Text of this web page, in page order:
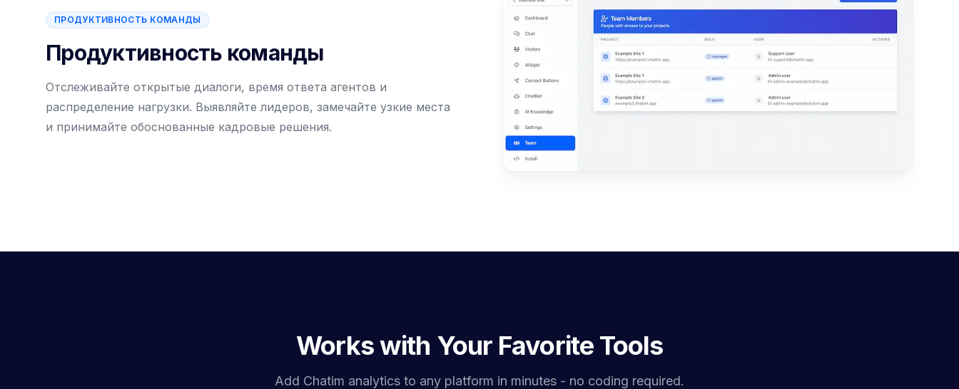
ПРОДУКТИВНОСТЬ КОМАНДЫ
Продуктивность команды
Отслеживайте открытые диалоги, время ответа агентов и
распределение нагрузки. Выявляйте лидеров, замечайте узкие места
и принимайте обоснованные кадровые решения.
Works with Your Favorite Tools
Add Chatim analytics to any platform in minutes - no coding required.